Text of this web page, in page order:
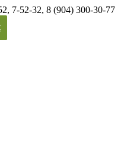
7-52-32, 8 (904) 300-30-77